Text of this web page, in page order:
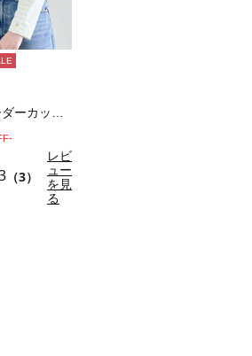
（3）
レビ
ュー
を見
る